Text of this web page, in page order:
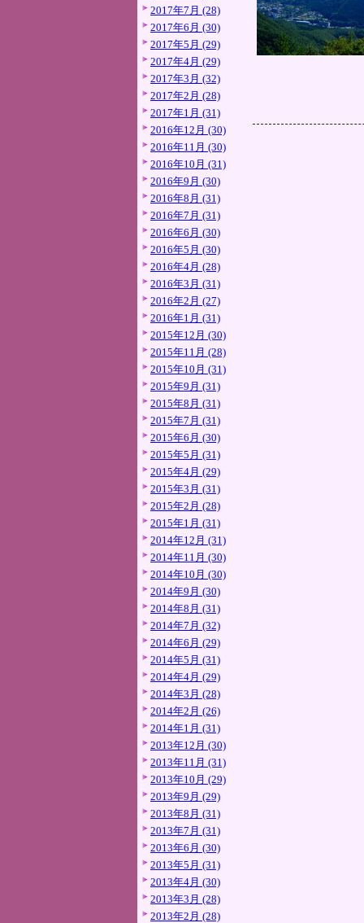
2017年7月 (28)
2017年6月 (30)
2017年5月 (29)
2017年4月 (29)
2017年3月 (32)
2017年2月 (28)
2017年1月 (31)
2016年12月 (30)
2016年11月 (30)
2016年10月 (31)
2016年9月 (30)
2016年8月 (31)
2016年7月 (31)
2016年6月 (30)
2016年5月 (30)
2016年4月 (28)
2016年3月 (31)
2016年2月 (27)
2016年1月 (31)
2015年12月 (30)
2015年11月 (28)
2015年10月 (31)
2015年9月 (31)
2015年8月 (31)
2015年7月 (31)
2015年6月 (30)
2015年5月 (31)
2015年4月 (29)
2015年3月 (31)
2015年2月 (28)
2015年1月 (31)
2014年12月 (31)
2014年11月 (30)
2014年10月 (30)
2014年9月 (30)
2014年8月 (31)
2014年7月 (32)
2014年6月 (29)
2014年5月 (31)
2014年4月 (29)
2014年3月 (28)
2014年2月 (26)
2014年1月 (31)
2013年12月 (30)
2013年11月 (31)
2013年10月 (29)
2013年9月 (29)
2013年8月 (31)
2013年7月 (31)
2013年6月 (30)
2013年5月 (31)
2013年4月 (30)
2013年3月 (28)
2013年2月 (28)